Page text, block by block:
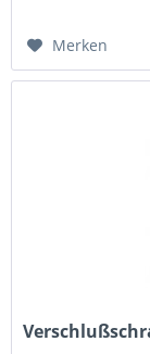
Merken